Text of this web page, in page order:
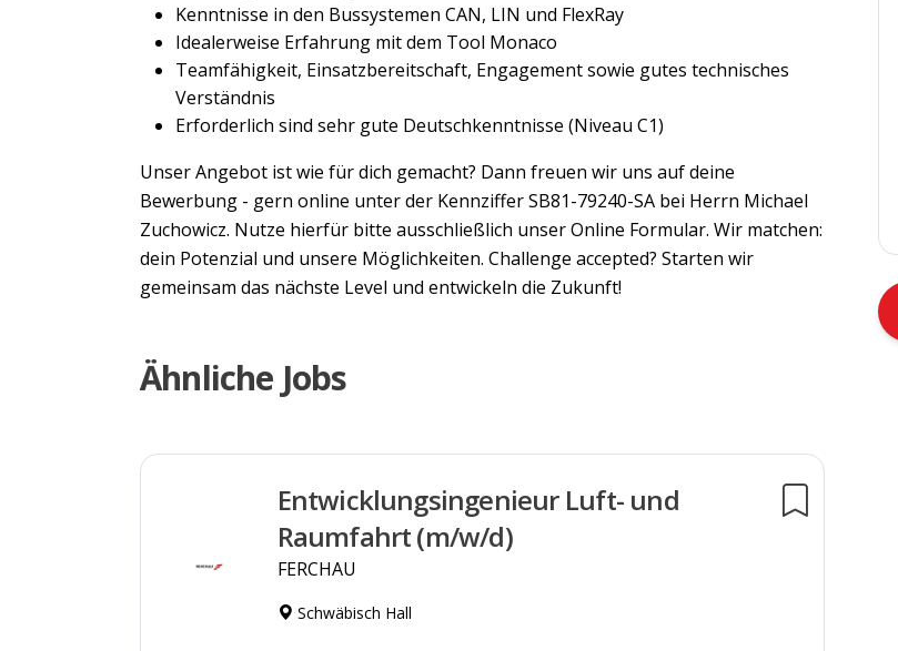
Kenntnisse in den Bussystemen CAN, LIN und FlexRay
Idealerweise Erfahrung mit dem Tool Monaco
Teamfähigkeit, Einsatzbereitschaft, Engagement sowie gutes technisches
Verständnis
Erforderlich sind sehr gute Deutschkenntnisse (Niveau C1)
Unser Angebot ist wie für dich gemacht? Dann freuen wir uns auf deine
Bewerbung - gern online unter der Kennziffer SB81-79240-SA bei Herrn Michael
Zuchowicz. Nutze hierfür bitte ausschließlich unser Online Formular. Wir matchen:
dein Potenzial und unsere Möglichkeiten. Challenge accepted? Starten wir
gemeinsam das nächste Level und entwickeln die Zukunft!
Ähnliche Jobs
Entwicklungsingenieur Luft- und
Raumfahrt (m/w/d)
FERCHAU
Schwäbisch Hall